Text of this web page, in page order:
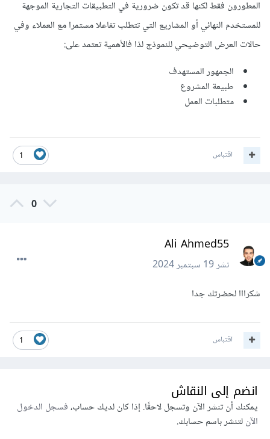
المطورون فقط لكنها قد تكون ضرورية في التطبيقات التجارية الموجهة
للمستخدم النهائي أو المشاريع التي تتطلب تفاعلا مستمرا مع العملاء وفي
حالات العرض التوضيحي للنموذج لذا فالأهمية تعتمد على:
الجمهور المستهدف
طبيعة المشروع
متطلبات العمل
1 اقتباس
0
Ali Ahmed55
نشر19 سبتمبر 2024
شكرااا لحضرتك جدا
1 اقتباس
انضم إلى النقاش
يمكنك أن تنشر الآن وتسجل لاحقًا. إذا كان لديك حساب،فسجل الدخول
الآنلتنشر باسم حسابك.